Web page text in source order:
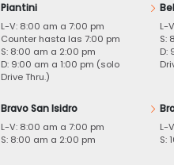
Piantini
L-V: 8:00 am a 7:00 pm
Counter hasta las 7:00 pm
S: 8:00 am a 2:00 pm
D: 9:00 am a 1:00 pm (solo
Drive Thru.)
L-
S:
D:
Bravo San Isidro
L-V: 8:00 am a 7:00 pm
S: 8:00 am a 2:00 pm
L-
S: